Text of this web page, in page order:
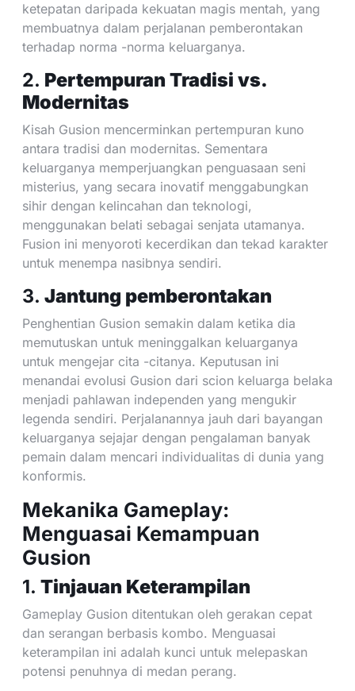
ketepatan daripada kekuatan magis mentah, yang
membuatnya dalam perjalanan pemberontakan
terhadap norma -norma keluarganya.
2. Pertempuran Tradisi vs.
Modernitas
Kisah Gusion mencerminkan pertempuran kuno
antara tradisi dan modernitas. Sementara
keluarganya memperjuangkan penguasaan seni
misterius, yang secara inovatif menggabungkan
sihir dengan kelincahan dan teknologi,
menggunakan belati sebagai senjata utamanya.
Fusion ini menyoroti kecerdikan dan tekad karakter
untuk menempa nasibnya sendiri.
3. Jantung pemberontakan
Penghentian Gusion semakin dalam ketika dia
memutuskan untuk meninggalkan keluarganya
untuk mengejar cita -citanya. Keputusan ini
menandai evolusi Gusion dari scion keluarga belaka
menjadi pahlawan independen yang mengukir
legenda sendiri. Perjalanannya jauh dari bayangan
keluarganya sejajar dengan pengalaman banyak
pemain dalam mencari individualitas di dunia yang
konformis.
Mekanika Gameplay:
Menguasai Kemampuan
Gusion
1. Tinjauan Keterampilan
Gameplay Gusion ditentukan oleh gerakan cepat
dan serangan berbasis kombo. Menguasai
keterampilan ini adalah kunci untuk melepaskan
potensi penuhnya di medan perang.